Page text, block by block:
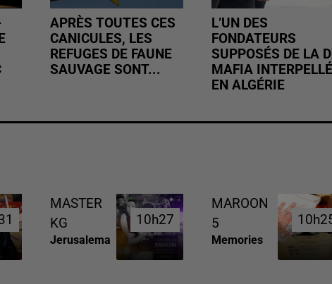
APRÈS TOUTES CES
CANICULES, LES
REFUGES DE FAUNE
SAUVAGE SONT...
L’UN DES
FONDATEURS
SUPPOSÉS DE LA
MAFIA INTERPELLÉ
EN ALGÉRIE
MASTER
KG
Jerusalema
10h27
10h27
MAROON
5
Memories